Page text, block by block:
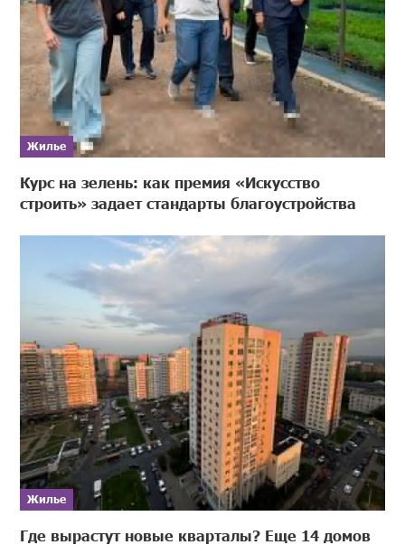
Жилье
Курс на зелень: как премия «Искусство
строить» задает стандарты благоустройства
Жилье
Где вырастут новые кварталы? Еще 14 домов